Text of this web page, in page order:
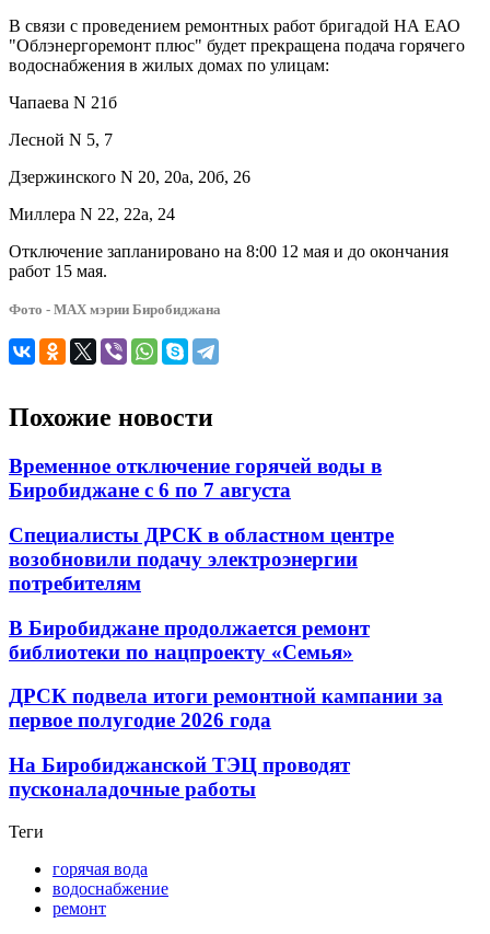
В связи с проведением ремонтных работ бригадой НА ЕАО
"Облэнергоремонт плюс" будет прекращена подача горячего
водоснабжения в жилых домах по улицам:
Чапаева N 21б
Лесной N 5, 7
Дзержинского N 20, 20а, 20б, 26
Миллера N 22, 22а, 24
Отключение запланировано на 8:00 12 мая и до окончания
работ 15 мая.
Фото - МАХ мэрии Биробиджана
Похожие новости
Временное отключение горячей воды в
Биробиджане с 6 по 7 августа
Специалисты ДРСК в областном центре
возобновили подачу электроэнергии
потребителям
В Биробиджане продолжается ремонт
библиотеки по нацпроекту «Семья»
ДРСК подвела итоги ремонтной кампании за
первое полугодие 2026 года
На Биробиджанской ТЭЦ проводят
пусконаладочные работы
Теги
горячая вода
водоснабжение
ремонт